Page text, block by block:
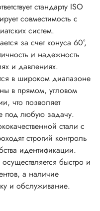
стандарту ISO
совместимость с
систем.
за счет конуса 60°,
и надежность
и давлениях.
в широком диапазоне
в прямом, угловом
что позволяет
под любую задачу.
стали с
строгий контроль
идентификации.
быстро и
а наличие
и обслуживание.